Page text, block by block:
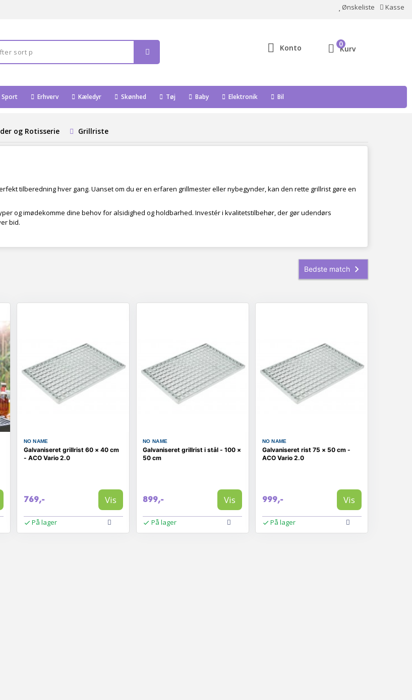
Ønskeliste Kasse
Konto Kurv
0
Sport Erhverv Kæledyr Skønhed Tøj Baby Elektronik Bil
og Rotisserie Grillriste
tilberedning hver gang. Uanset om du er en erfaren grillmester eller nybegynder, kan den rette grillrist gøre en
og imødekomme dine behov for alsidighed og holdbarhed. Investér i kvalitetstilbehør, der gør udendørs
bid.
NO NAME
Galvaniseret grillrist 60 × 40 cm
- ACO Vario 2.0
769,- Vis
På lager
NO NAME
Galvaniseret grillrist i stål - 100 ×
50 cm
899,- Vis
På lager
NO NAME
Galvaniseret rist 75 × 50 cm -
ACO Vario 2.0
999,- Vis
På lager